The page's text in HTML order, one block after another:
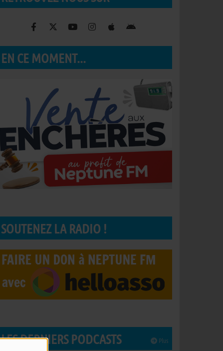
EN CE MOMENT...
SOUTENEZ LA RADIO !
Plus
LES DERNIERS PODCASTS